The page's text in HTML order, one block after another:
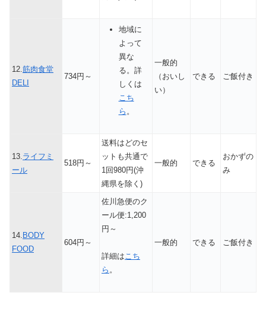
12.筋肉食堂
DELI
734円～
地域に
よって
異な
る。詳
しくは
こち
ら 。
一般的
（おいし
い）
できる ご飯付き
13.ライフミ
ール
518円～
送料はどのセ
ットも共通で
1回980円(沖
縄県を除く)
一般的 できる
おかずの
み
14. BODY
FOOD
604円～
佐川急便のク
ール便:1,200
円～
詳細はこち
ら 。
一般的 できる ご飯付き